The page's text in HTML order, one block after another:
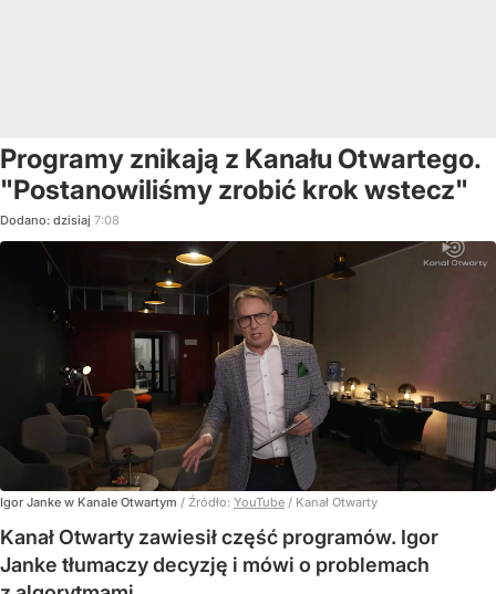
Programy znikają z Kanału Otwartego.
"Postanowiliśmy zrobić krok wstecz"
Dodano: dzisiaj 7:08
Igor Janke w Kanale Otwartym / Źródło: YouTube / Kanał Otwarty
Kanał Otwarty zawiesił część programów. Igor
Janke tłumaczy decyzję i mówi o problemach